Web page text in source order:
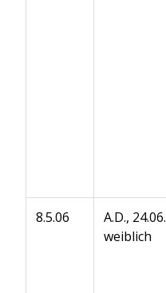
8.5.06
A.D.,
weiblich